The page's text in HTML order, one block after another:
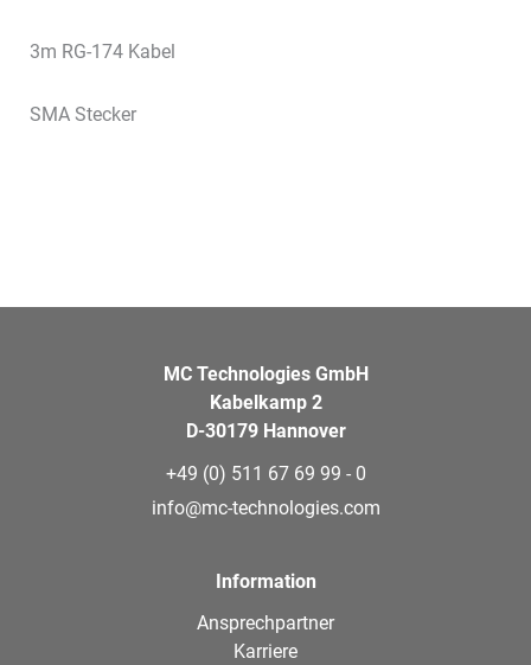
3m RG-174 Kabel
SMA Stecker
MC Technologies GmbH
Kabelkamp 2
D-30179 Hannover
+49 (0) 511 67 69 99 - 0
info@mc-technologies.com
Information
Ansprechpartner
Karriere